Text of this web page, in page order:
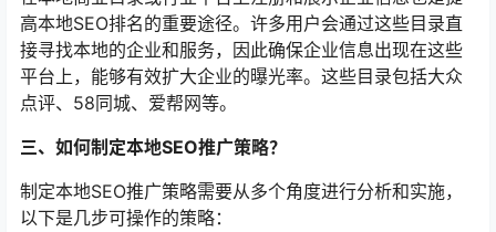
高本地SEO排名的重要途径。许多用户会通过这些目录直
接寻找本地的企业和服务，因此确保企业信息出现在这些
平台上，能够有效扩大企业的曝光率。这些目录包括大众
点评、58同城、爱帮网等。
三、如何制定本地SEO推广策略？
制定本地SEO推广策略需要从多个角度进行分析和实施，
以下是几步可操作的策略：